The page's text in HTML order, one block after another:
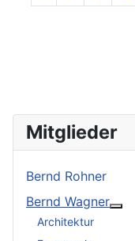
Mitglieder
Bernd Rohner
Bernd Wagner
Architektur